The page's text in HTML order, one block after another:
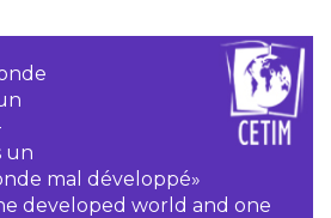
un
mal développé»
developed world and one